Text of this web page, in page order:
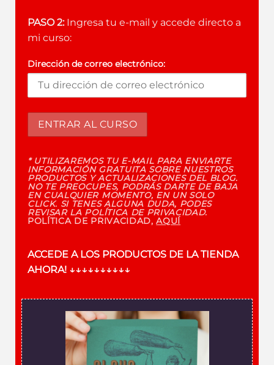
PASO 2:Ingresa tu e-mail y accede directo a
mi curso:
Dirección de correo electrónico:
* UTILIZAREMOS TU E-MAIL PARA ENVIARTE
INFORMACIÓN GRATUITA SOBRE NUESTROS
PRODUCTOS Y ACTUALIZACIONES DEL BLOG.
NO TE PREOCUPES, PODRÁS DARTE DE BAJA
EN CUALQUIER MOMENTO, EN UN SOLO
CLICK. SI TENES ALGUNA DUDA, PODES
REVISAR LA POLÍTICA DE PRIVACIDAD.
POLÍTICA DE PRIVACIDAD,AQUÍ
ACCEDE A LOS PRODUCTOS DE LA TIENDA
AHORA! ↓↓↓↓↓↓↓↓↓↓